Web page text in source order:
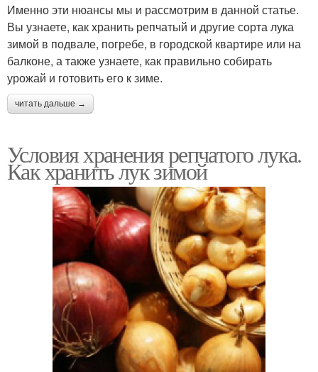
Именно эти нюансы мы и рассмотрим в данной статье.
Вы узнаете, как хранить репчатый и другие сорта лука
зимой в подвале, погребе, в городской квартире или на
балконе, а также узнаете, как правильно собирать
урожай и готовить его к зиме.
читать дальше →
Условия хранения репчатого лука.
Как хранить лук зимой